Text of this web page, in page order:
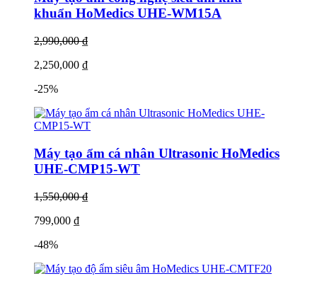
hãy click để biết thêm thông tin chi tiết:
khuẩn HoMedics UHE-WM15A
2,990,000 ₫
2,250,000 ₫
-25%
Máy tạo ẩm cá nhân Ultrasonic HoMedics
UHE-CMP15-WT
1,550,000 ₫
799,000 ₫
-48%